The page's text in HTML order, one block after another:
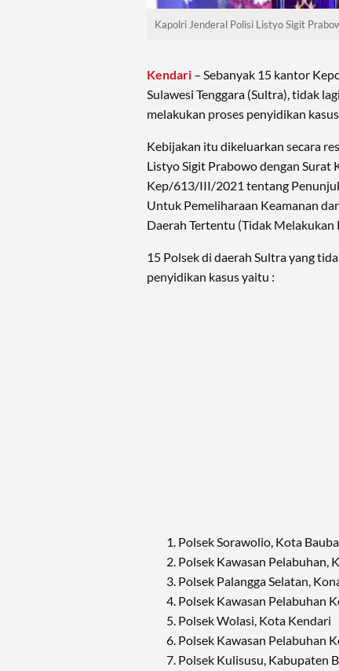
Kapolri Jenderal Polisi Listyo Sigit
Kendari – Sebanyak 15 kantor
Sulawesi Tenggara (Sultra), tidak
melakukan proses penyidikan
Kebijakan itu dikeluarkan secara
Listyo Sigit Prabowo dengan Surat
Kep/613/III/2021 tentang
Untuk Pemeliharaan Keamanan
Daerah Tertentu (Tidak Melakukan
15 Polsek di daerah Sultra yang
penyidikan kasus yaitu :
Polsek Sorawolio, Kota
Polsek Kawasan Pelabuhan,
Polsek Palangga Selatan,
Polsek Kawasan Pelabuhan
Polsek Wolasi, Kota Kendari
Polsek Kawasan Pelabuhan
Polsek Kulisusu, Kabupaten